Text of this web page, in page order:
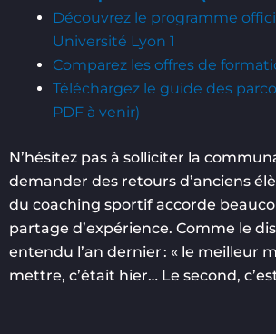
Découvrez le programme
Université Lyon 1
Comparez les offres de
Téléchargez le guide des
PDF à venir)
N’hésitez pas à solliciter la
demander des retours d’anciens
du coaching sportif accorde
partage d’expérience. Comme le
entendu l’an dernier : « le meilleur
mettre, c’était hier… Le second,